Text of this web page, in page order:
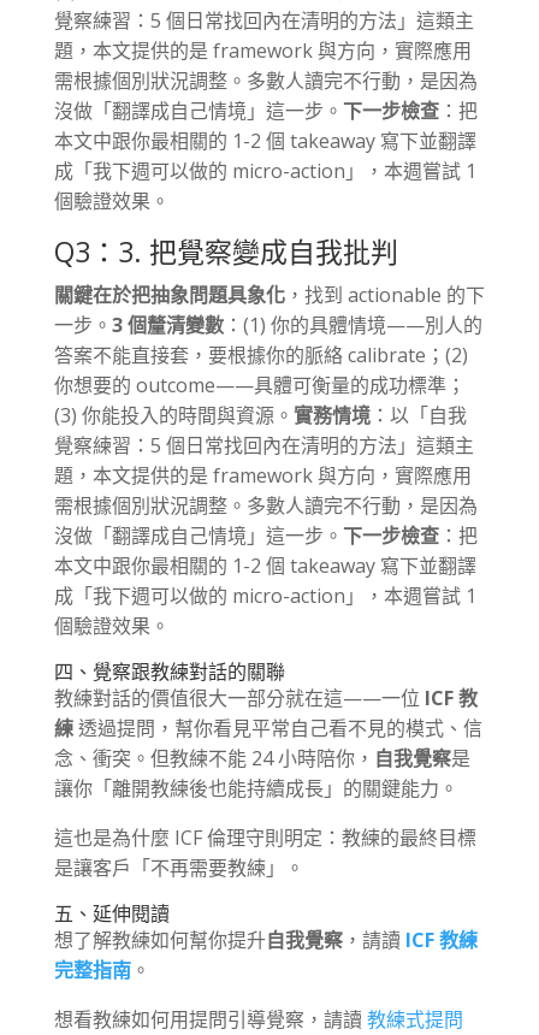
覺察練習：5 個日常找回內在清明的方法」這類主
題，本文提供的是 framework 與方向，實際應用
需根據個別狀況調整。多數人讀完不行動，是因為
沒做「翻譯成自己情境」這一步。 下一步檢查：把
本文中跟你最相關的 1-2 個 takeaway 寫下並翻譯
成「我下週可以做的 micro-action」，本週嘗試 1
個驗證效果。
Q3：3. 把覺察變成自我批判
關鍵在於把抽象問題具象化，找到 actionable 的下
一步。 3 個釐清變數：(1) 你的具體情境——別人的
答案不能直接套，要根據你的脈絡 calibrate；(2)
你想要的 outcome——具體可衡量的成功標準；
(3) 你能投入的時間與資源。 實務情境：以「自我
覺察練習：5 個日常找回內在清明的方法」這類主
題，本文提供的是 framework 與方向，實際應用
需根據個別狀況調整。多數人讀完不行動，是因為
沒做「翻譯成自己情境」這一步。 下一步檢查：把
本文中跟你最相關的 1-2 個 takeaway 寫下並翻譯
成「我下週可以做的 micro-action」，本週嘗試 1
個驗證效果。
四、覺察跟教練對話的關聯
教練對話的價值很大一部分就在這——一位 ICF 教
練透過提問，幫你看見平常自己看不見的模式、信
念、衝突。但教練不能 24 小時陪你， 自我覺察是
讓你「離開教練後也能持續成長」的關鍵能力。
這也是為什麼 ICF 倫理守則明定：教練的最終目標
是讓客戶「不再需要教練」。
五、延伸閱讀
想了解教練如何幫你提升自我覺察，請讀 ICF 教練
完整指南。
想看教練如何用提問引導覺察，請讀 教練式提問